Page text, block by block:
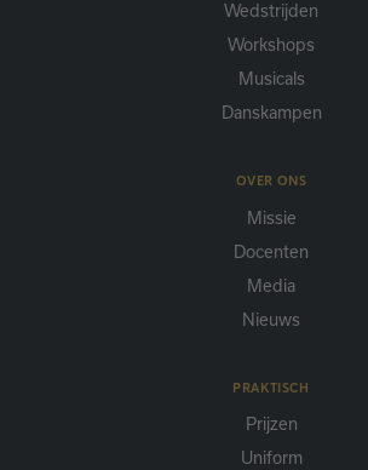
Wedstrijden
Workshops
Musicals
Danskampen
OVER ONS
Missie
Docenten
Media
Nieuws
PRAKTISCH
Prijzen
Uniform